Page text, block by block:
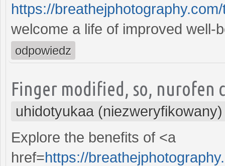
https://
welcome a life of improved well-
odpowiedz
Finger modified, so, nurofen
uhidotyukaa (niezweryfikowany)
Explore the benefits of <a
href=https://